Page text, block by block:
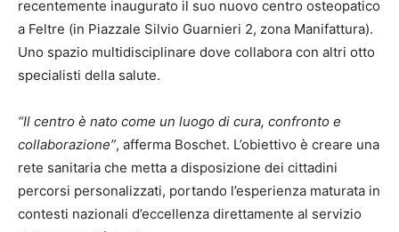
recentemente inaugurato il suo nuovo centro osteopatico
a Feltre (in Piazzale Silvio Guarnieri 2, zona Manifattura).
Uno spazio multidisciplinare dove collabora con altri otto
specialisti della salute.
“Il centro è nato come un luogo di cura, confronto e
collaborazione”, afferma Boschet. L’obiettivo è creare una
rete sanitaria che metta a disposizione dei cittadini
percorsi personalizzati, portando l’esperienza maturata in
contesti nazionali d’eccellenza direttamente al servizio